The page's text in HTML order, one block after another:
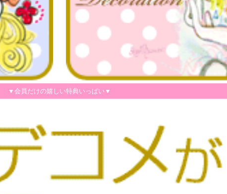
▼会員だけの嬉しい特典いっぱい▼